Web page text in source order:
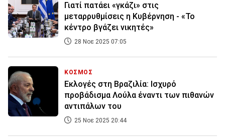
Γιατί πατάει «γκάζι» στις
μεταρρυθμίσεις η Κυβέρνηση - «Το
κέντρο βγάζει νικητές»
28 Νοε 2025 07:05
ΚΟΣΜΟΣ
Εκλογές στη Βραζιλία: Ισχυρό
προβάδισμα Λούλα έναντι των πιθανών
αντιπάλων του
25 Νοε 2025 20:44